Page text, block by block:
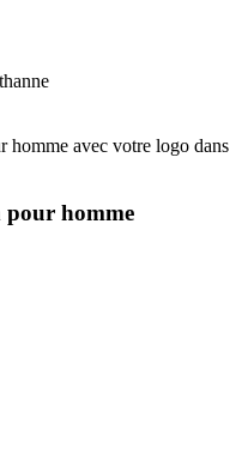
pour homme